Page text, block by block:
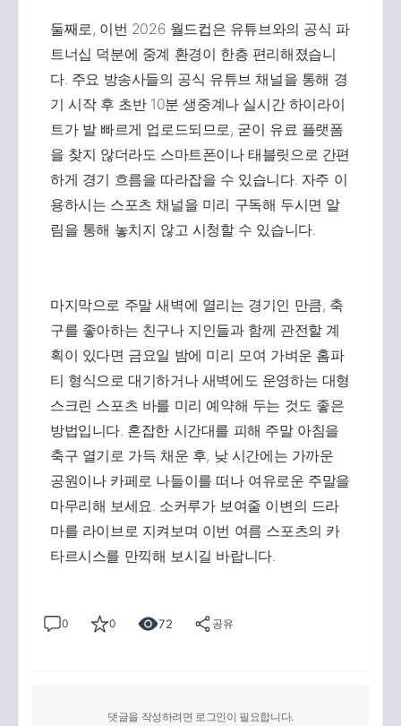
둘째로, 이번 2026 월드컵은 유튜브와의 공식 파
트너십 덕분에 중계 환경이 한층 편리해졌습니
다. 주요 방송사들의 공식 유튜브 채널을 통해 경
기 시작 후 초반 10분 생중계나 실시간 하이라이
트가 발 빠르게 업로드되므로, 굳이 유료 플랫폼
을 찾지 않더라도 스마트폰이나 태블릿으로 간편
하게 경기 흐름을 따라잡을 수 있습니다. 자주 이
용하시는 스포츠 채널을 미리 구독해 두시면 알
림을 통해 놓치지 않고 시청할 수 있습니다.
마지막으로 주말 새벽에 열리는 경기인 만큼, 축
구를 좋아하는 친구나 지인들과 함께 관전할 계
획이 있다면 금요일 밤에 미리 모여 가벼운 홈파
티 형식으로 대기하거나 새벽에도 운영하는 대형
스크린 스포츠 바를 미리 예약해 두는 것도 좋은
방법입니다. 혼잡한 시간대를 피해 주말 아침을
축구 열기로 가득 채운 후, 낮 시간에는 가까운
공원이나 카페로 나들이를 떠나 여유로운 주말을
마무리해 보세요. 소커루가 보여줄 이변의 드라
마를 라이브로 지켜보며 이번 여름 스포츠의 카
타르시스를 만끽해 보시길 바랍니다.
0 0 72 공유
댓글을 작성하려면 로그인이 필요합니다.